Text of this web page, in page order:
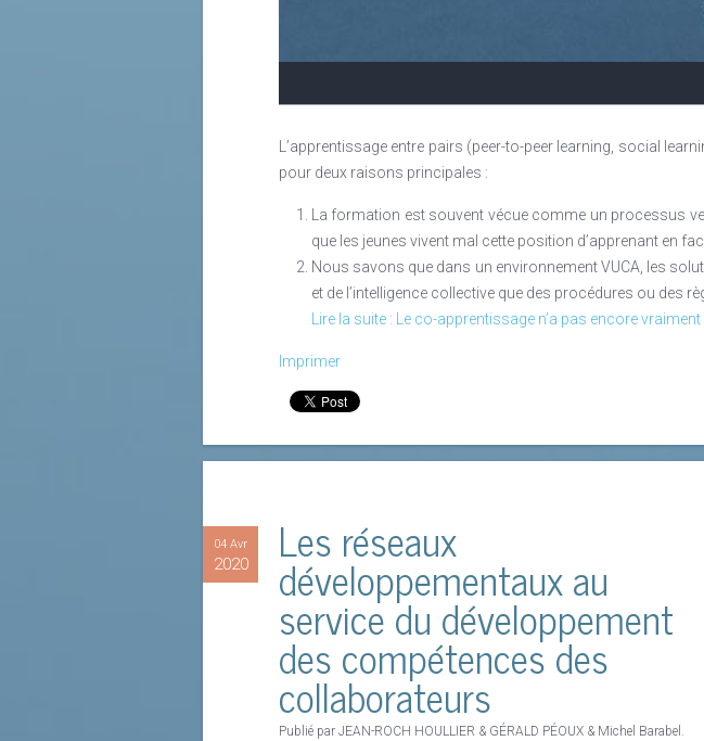
De tous les domaines de la formation, la branche linguistique est
décennies. Dans les années 80 et 90, les formations en
années 2000, la démocratisation des Nouvelles technologies de
formateurs en langues traditionnels, jugés chers,
formateur en langues revient par la fenêtre.
L’apprentissage entre pairs (peer-to-peer learning, social
pour deux raisons principales :
La formation est souvent vécue comme un processus
que les jeunes vivent mal cette position d’apprenant en
Nous savons que dans un environnement VUCA, les
et de l’intelligence collective que des procédures ou des
Lire la suite : Le co-apprentissage n’a pas encore
Imprimer
04 Avr
2020 Les réseaux
développementaux au
service du développement
des compétences des
collaborateurs
Publié par JEAN-ROCH HOULLIER & GÉRALD PÉOUX & Michel Barabel.